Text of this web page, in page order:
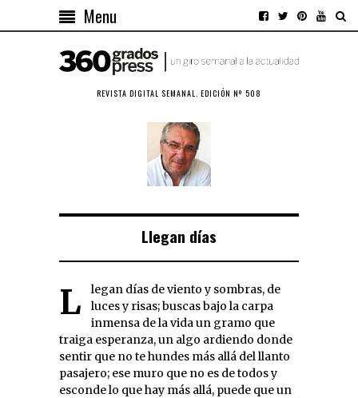
Menu
REVISTA DIGITAL SEMANAL. EDICIÓN Nº 508
Llegan días
Llegan días de viento y sombras, de
luces y risas; buscas bajo la carpa
inmensa de la vida un gramo que
traiga esperanza, un algo ardiendo donde
sentir que no te hundes más allá del llanto
pasajero; ese muro que no es de todos y
esconde lo que hay más allá, puede que un